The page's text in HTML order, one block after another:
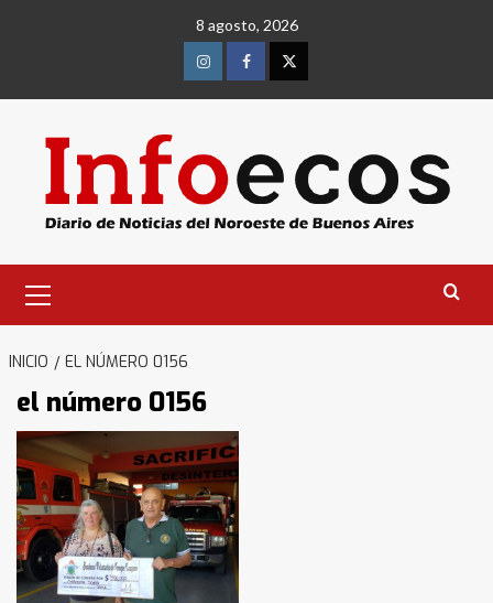
8 agosto, 2026
InstagramFacebookTwitter
primario
INICIO EL NÚMERO 0156
el número 0156
Identidad de los adolescentes
pampeanos que fueron
protagonistas del fatal accidente